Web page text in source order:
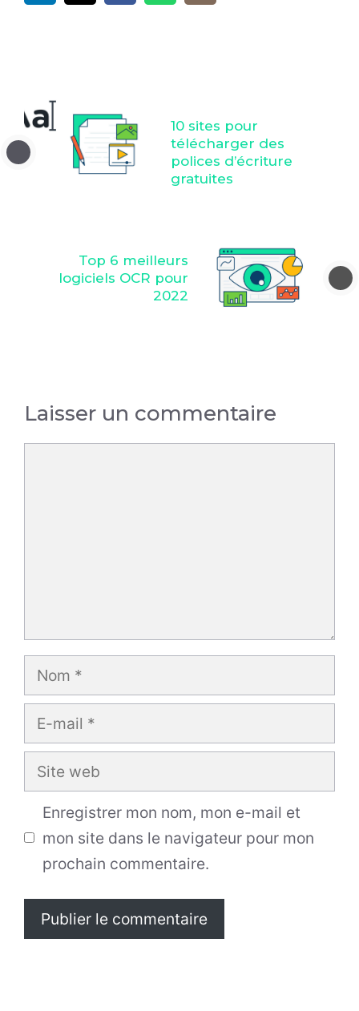
10 sites pour
télécharger des
polices d’écriture
gratuites
Top 6 meilleurs
logiciels OCR pour
2022
Laisser un commentaire
Nom
E-
mail
Site
web
Enregistrer mon nom, mon e-mail et
mon site dans le navigateur pour mon
prochain commentaire.